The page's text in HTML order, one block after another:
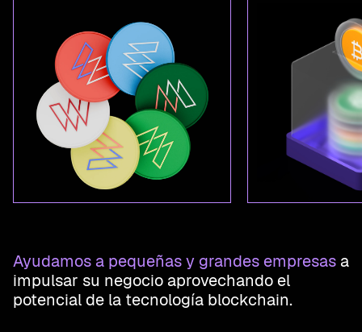
Ayudamos a pequeñas y grandes empresas a
impulsar su negocio aprovechando el
potencial de la tecnología blockchain.